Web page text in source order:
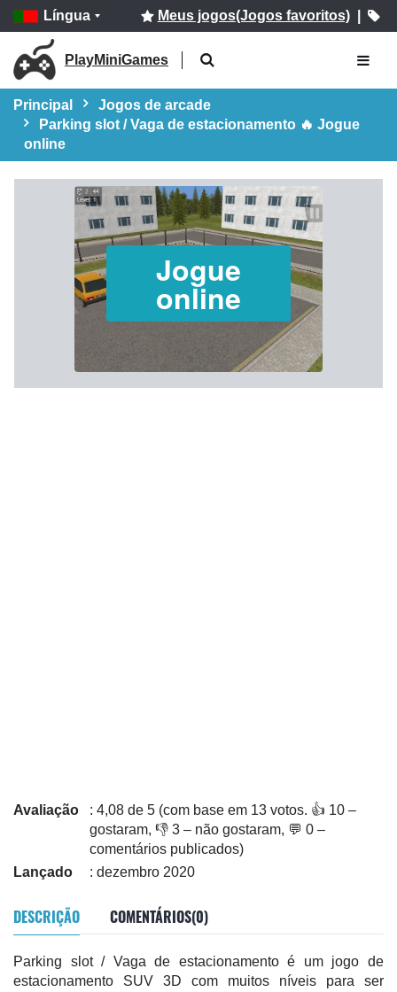
Língua Meus jogos(Jogos favoritos)|
PlayMiniGames
Principal
Jogos de arcade
Parking slot / Vaga de estacionamento 🔥 Jogue
online
Jogue
online
Avaliação
: 4,08 de 5 (com base em 13 votos. 👍 10 –
gostaram, 👎 3 – não gostaram, 💬 0 –
comentários publicados)
Lançado
: dezembro 2020
DESCRIÇÃO COMENTÁRIOS(0)
Parking slot / Vaga de estacionamento é um jogo de
estacionamento SUV 3D com muitos níveis para ser